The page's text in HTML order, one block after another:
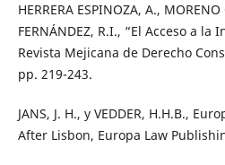
HERRERA ESPINOZA, A.,
FERNÁNDEZ, R.I., “El Acceso a
Revista Mejicana de Derecho
pp. 219-243.
JANS, J. H., y VEDDER, H.H.B.,
After Lisbon, Europa Law